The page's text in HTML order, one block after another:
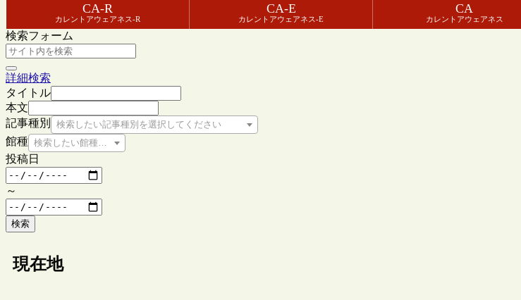
CA-R
カレントアウェアネス-R
CA-E
カレントアウェアネス-E
CA
カレントアウェアネス
検索フォーム
詳細検索
タイトル
本文
記事種別
検索したい記事種別を選択してください
館種 検索したい館種を選択してください
投稿日
～
検索
現在地